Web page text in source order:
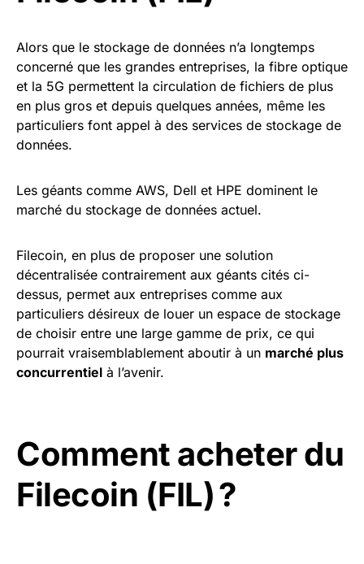
Alors que le stockage de données n’a longtemps
concerné que les grandes entreprises, la fibre optique
et la 5G permettent la circulation de fichiers de plus
en plus gros et depuis quelques années, même les
particuliers font appel à des services de stockage de
données.
Les géants comme AWS, Dell et HPE dominent le
marché du stockage de données actuel.
Filecoin, en plus de proposer une solution
décentralisée contrairement aux géants cités ci-
dessus, permet aux entreprises comme aux
particuliers désireux de louer un espace de stockage
de choisir entre une large gamme de prix, ce qui
pourrait vraisemblablement aboutir à un marché plus
concurrentiel à l’avenir.
Comment acheter du
Filecoin (FIL) ?